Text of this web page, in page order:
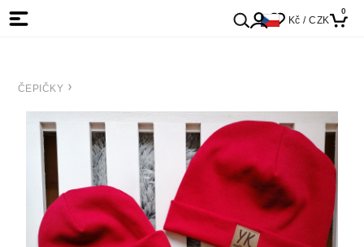
Kč / CZK
0
ČEPIČKY